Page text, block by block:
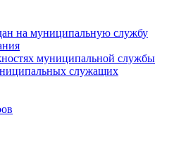
на муниципальную службу
муниципальной службы
служащих